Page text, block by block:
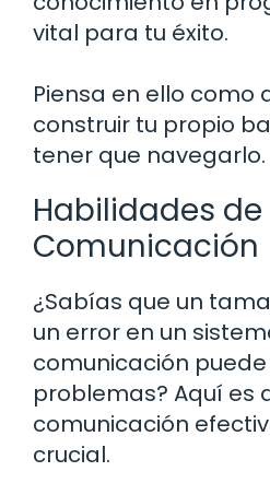
vital para tu éxito.
Piensa en ello como
construir tu propio
tener que navegarlo.
Habilidades de
Comunicación
¿Sabías que un
un error en un
comunicación
problemas? Aquí es
comunicación
crucial.